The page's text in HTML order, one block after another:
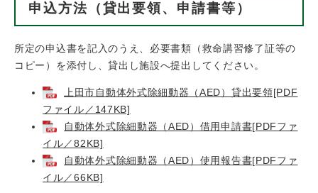
申込方法（貸出要領、申請書等）
所定の申込書を記入のうえ、必要書類（救命講習修了証等の
コピー）を添付し、貸出し施設へ提出してください。
上田市自動体外式除細動器（AED）貸出要領[PDF
ファイル／147KB]
自動体外式除細動器（AED）借用申請書[PDFファ
イル／82KB]
自動体外式除細動器（AED）使用報告書[PDFファ
イル／66KB]